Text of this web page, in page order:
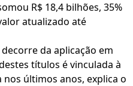
R$ 18,4 bilhões, 35%
atualizado até
da aplicação em
títulos é vinculada à
últimos anos, explica o